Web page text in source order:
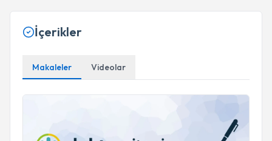
İçerikler
Makaleler Videolar